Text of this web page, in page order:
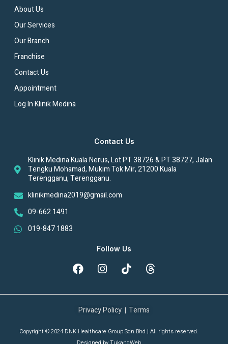
About Us
Our Services
Our Branch
Franchise
Contact Us
Appointment
Log In Klinik Medina
Contact Us
Klinik Medina Kuala Nerus, Lot PT 38726 & PT 38727, Jalan
Tengku Mohamad, Mukim Tok Mir, 21200 Kuala
Terengganu, Terengganu.
klinikmedina2019@gmail.com
09-662 1491
019-847 1883
Follow Us
Privacy Policy Terms
Copyright © 2024 DNK Healthcare Group Sdn Bhd | All rights reserved.